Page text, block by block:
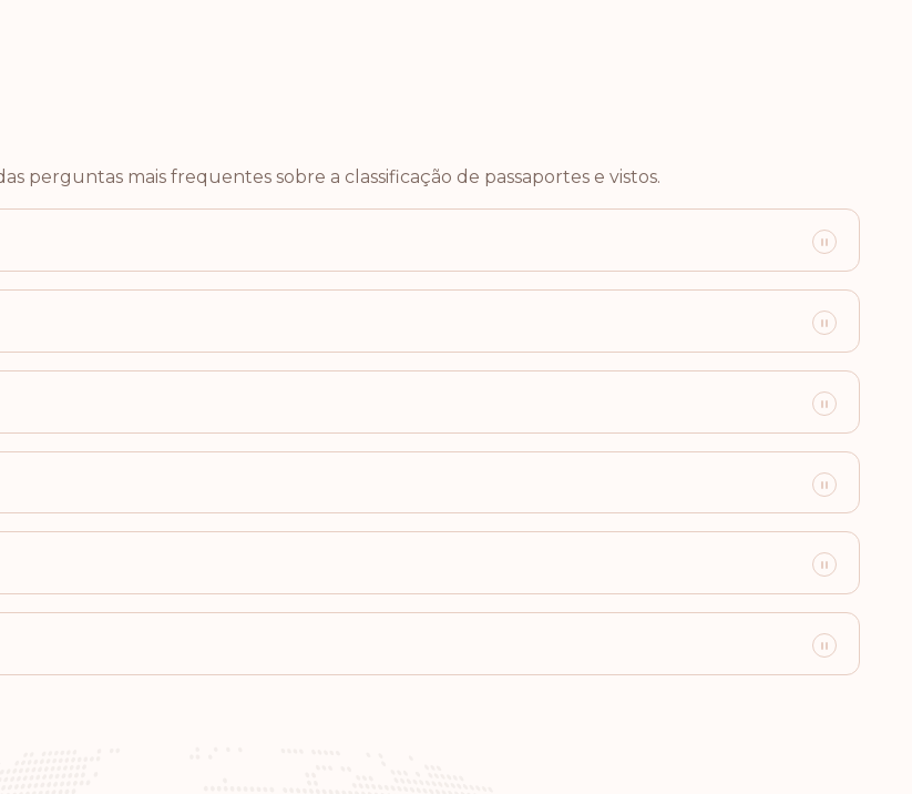
Croácia
Lituânia
Estados Unidos da América
180
Mônaco
Classificação: 12 Destinos sem visto:179
Classificação: 13 Destinos sem visto:178
perguntas mais frequentes sobre a classificação de passaportes e vistos.